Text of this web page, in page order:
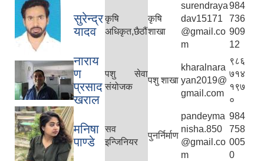
सुरेन्द्र
यादव
कृषि
अधिकृत,छैठौं
कृषि
शाखा
surendraya
dav15171
@gmail.co
m
984
736
909
12
नाराय
ण
प्रसाद
खराल
पशु सेवा
संयोजक
पशु शाखा
kharalnara
yan2019@
gmail.com
९८६
७१४
१९७
०
मनिषा
पाण्डे
सव
इन्जिनियर
पुनर्निर्माण
pandeyma
nisha.850
@gmail.co
m
984
758
005
0